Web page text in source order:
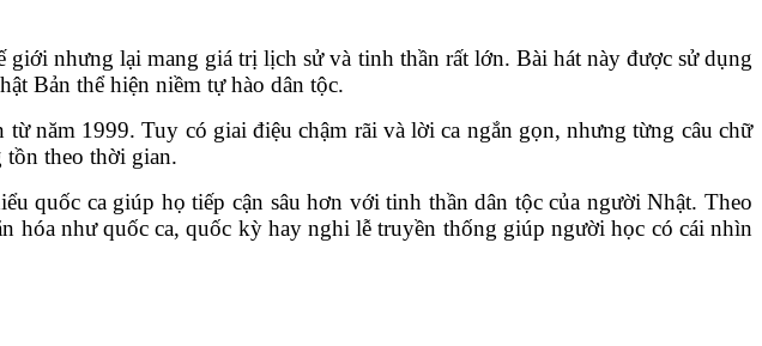
nhưng lại mang giá trị lịch sử và tinh thần rất lớn. Bài hát này được sử dụng
Bản thể hiện niềm tự hào dân tộc.
năm 1999. Tuy có giai điệu chậm rãi và lời ca ngắn gọn, nhưng từng câu chữ
tồn theo thời gian.
quốc ca giúp họ tiếp cận sâu hơn với tinh thần dân tộc của người Nhật. Theo
hóa như quốc ca, quốc kỳ hay nghi lễ truyền thống giúp người học có cái nhìn